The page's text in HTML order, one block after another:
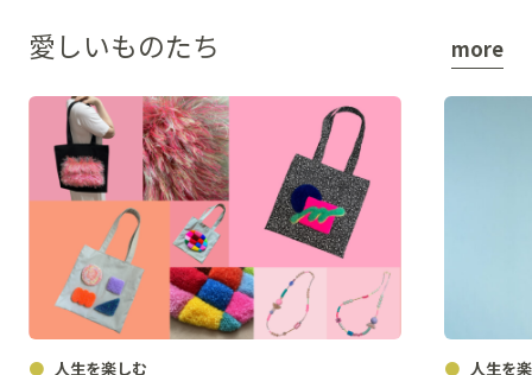
愛しいものたち
人生を楽しむ 人生を
more